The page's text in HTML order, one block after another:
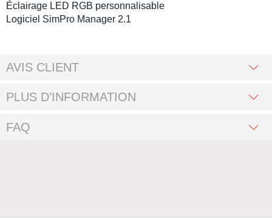
Éclairage LED RGB personnalisable
Logiciel SimPro Manager 2.1
AVIS CLIENT
PLUS D’INFORMATION
FAQ